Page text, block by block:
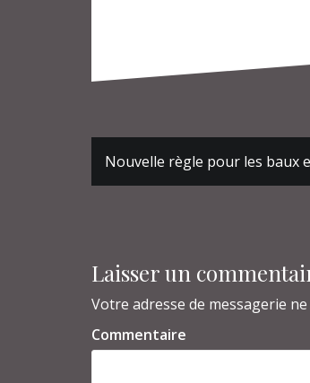
Navigation
de
l’article
Nouvelle règle pour les baux
Laisser un
Votre adresse de messagerie
Commentaire